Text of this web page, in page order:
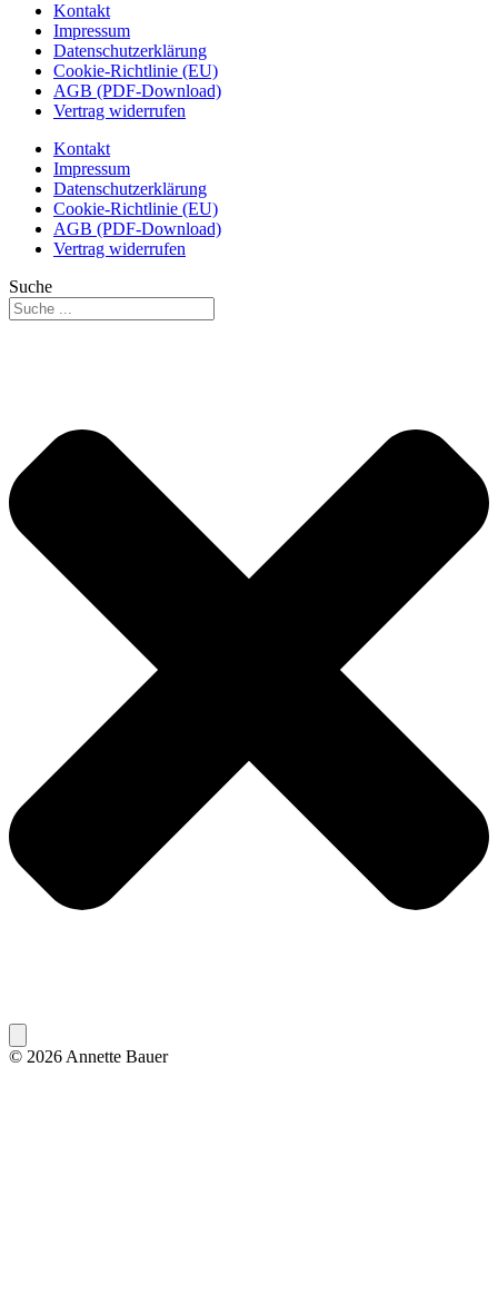
Kontakt
Impressum
Datenschutzerklärung
Cookie-Richtlinie (EU)
AGB (PDF-Download)
Vertrag widerrufen
Kontakt
Impressum
Datenschutzerklärung
Cookie-Richtlinie (EU)
AGB (PDF-Download)
Vertrag widerrufen
Suche
© 2026 Annette Bauer